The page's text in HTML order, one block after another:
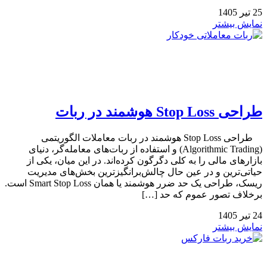
25 تیر 1405
نمایش بیشتر
طراحی Stop Loss هوشمند در ربات
طراحی Stop Loss هوشمند در ربات معاملات الگوریتمی
(Algorithmic Trading) و استفاده از ربات‌های معامله‌گر، دنیای
بازارهای مالی را به کلی دگرگون کرده‌اند. در این میان، یکی از
حیاتی‌ترین و در عین حال چالش‌برانگیزترین بخش‌های مدیریت
ریسک، طراحی یک حد ضرر هوشمند یا همان Smart Stop Loss است.
برخلاف تصور عموم که حد […]
24 تیر 1405
نمایش بیشتر